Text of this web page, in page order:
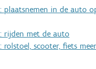
plaatsnemen in de auto
rijden met de auto
scooter, fiets